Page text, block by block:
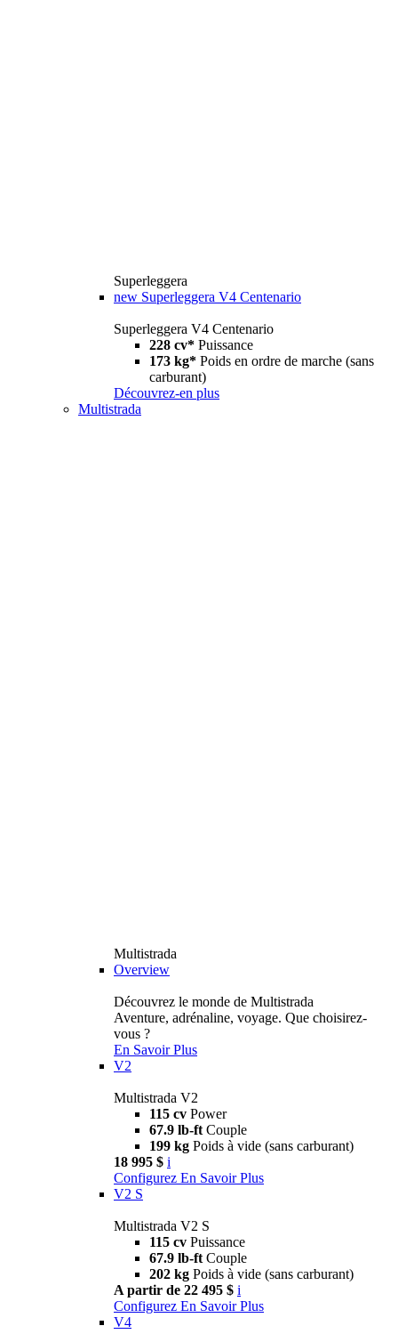
Superleggera
new Superleggera V4 Centenario
Superleggera V4 Centenario
228 cv* Puissance
173 kg* Poids en ordre de marche (sans
carburant)
Découvrez-en plus
Multistrada
Multistrada
Overview
Découvrez le monde de Multistrada
Aventure, adrénaline, voyage. Que choisirez-
vous ?
En Savoir Plus
V2
Multistrada V2
115 cv Power
67.9 lb-ft Couple
199 kg Poids à vide (sans carburant)
18 995 $ i
Configurez En Savoir Plus
V2 S
Multistrada V2 S
115 cv Puissance
67.9 lb-ft Couple
202 kg Poids à vide (sans carburant)
A partir de 22 495 $ i
Configurez En Savoir Plus
V4